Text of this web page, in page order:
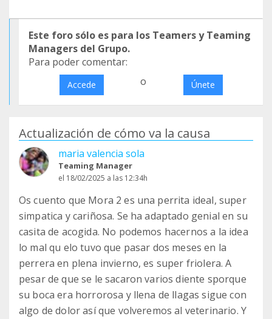
Este foro sólo es para los Teamers y Teaming
Managers del Grupo.
Para poder comentar:
Accede o Únete
Actualización de cómo va la causa
maria valencia sola
Teaming Manager
el 18/02/2025 a las 12:34h
Os cuento que Mora 2 es una perrita ideal, super
simpatica y cariñosa. Se ha adaptado genial en su
casita de acogida. No podemos hacernos a la idea
lo mal qu elo tuvo que pasar dos meses en la
perrera en plena invierno, es super friolera. A
pesar de que se le sacaron varios diente sporque
su boca era horrorosa y llena de llagas sigue con
algo de dolor así que volveremos al veterinario. Y